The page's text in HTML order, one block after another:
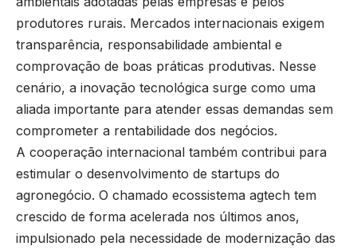
produtores rurais. Mercados internacionais exigem
transparência, responsabilidade ambiental e
comprovação de boas práticas produtivas. Nesse
cenário, a inovação tecnológica surge como uma
aliada importante para atender essas demandas sem
comprometer a rentabilidade dos negócios.
A cooperação internacional também contribui para
estimular o desenvolvimento de startups do
agronegócio. O chamado ecossistema agtech tem
crescido de forma acelerada nos últimos anos,
impulsionado pela necessidade de modernização das